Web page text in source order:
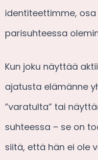
identiteettimme,
parisuhteessa
Kun joku näyttää
ajatusta elämänne
”varatulta” tai
suhteessa – se on
siitä, että hän ei ole